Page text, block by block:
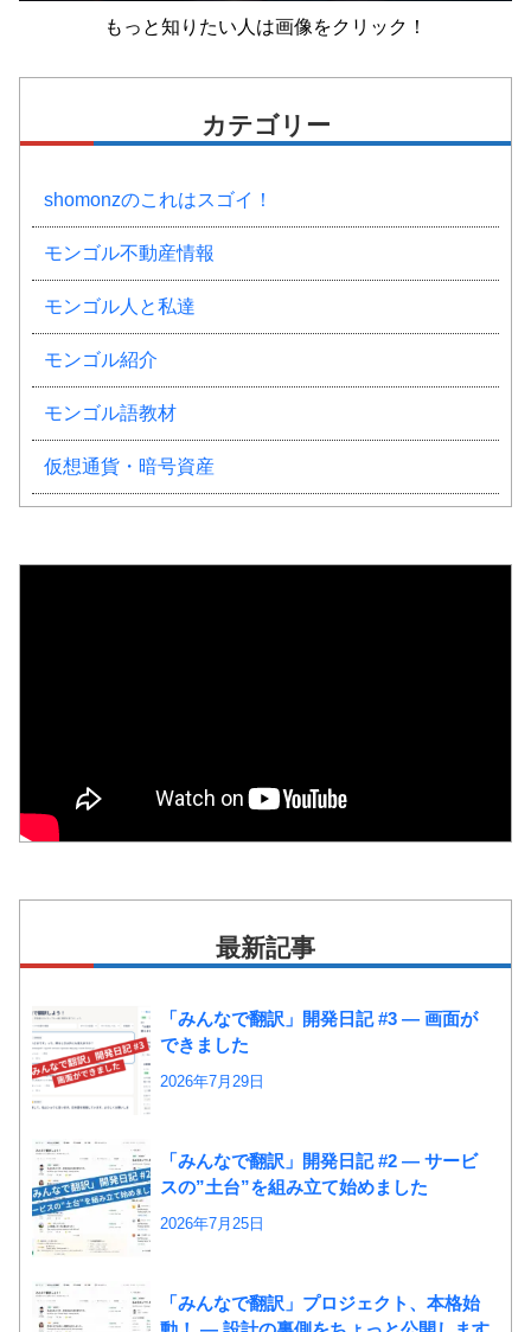
もっと知りたい人は画像をクリック！
カテゴリー
shomonzのこれはスゴイ！
モンゴル不動産情報
モンゴル人と私達
モンゴル紹介
モンゴル語教材
仮想通貨・暗号資産
最新記事
「みんなで翻訳」開発日記 #3 ― 画面が
できました
2026年7月29日
「みんなで翻訳」開発日記 #2 ― サービ
スの”土台”を組み立て始めました
2026年7月25日
「みんなで翻訳」プロジェクト、本格始